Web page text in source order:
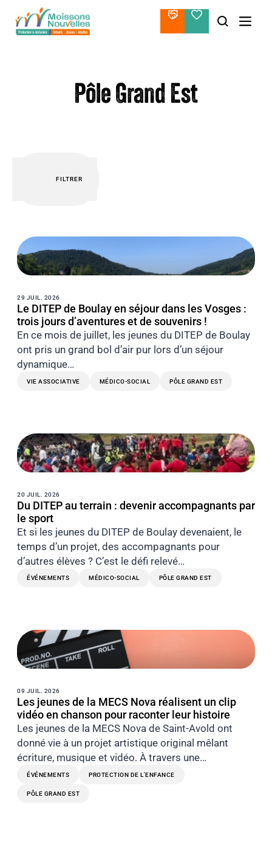
contenu
Pôle Grand Est
FILTRER
29 JUIL. 2026
Le DITEP de Boulay en séjour dans les Vosges :
trois jours d’aventures et de souvenirs !
En ce mois de juillet, les jeunes du DITEP de Boulay
ont pris un grand bol d’air pur lors d’un séjour
dynamique…
VIE ASSOCIATIVE MÉDICO-SOCIAL PÔLE GRAND EST
20 JUIL. 2026
Du DITEP au terrain : devenir accompagnants par
le sport
Et si les jeunes du DITEP de Boulay devenaient, le
temps d’un projet, des accompagnants pour
d’autres élèves ? C’est le défi relevé…
ÉVÉNEMENTS MÉDICO-SOCIAL PÔLE GRAND EST
09 JUIL. 2026
Les jeunes de la MECS Nova réalisent un clip
vidéo en chanson pour raconter leur histoire
Les jeunes de la MECS Nova de Saint-Avold ont
donné vie à un projet artistique original mêlant
écriture, musique et vidéo. À travers une…
ÉVÉNEMENTS PROTECTION DE L’ENFANCE
PÔLE GRAND EST